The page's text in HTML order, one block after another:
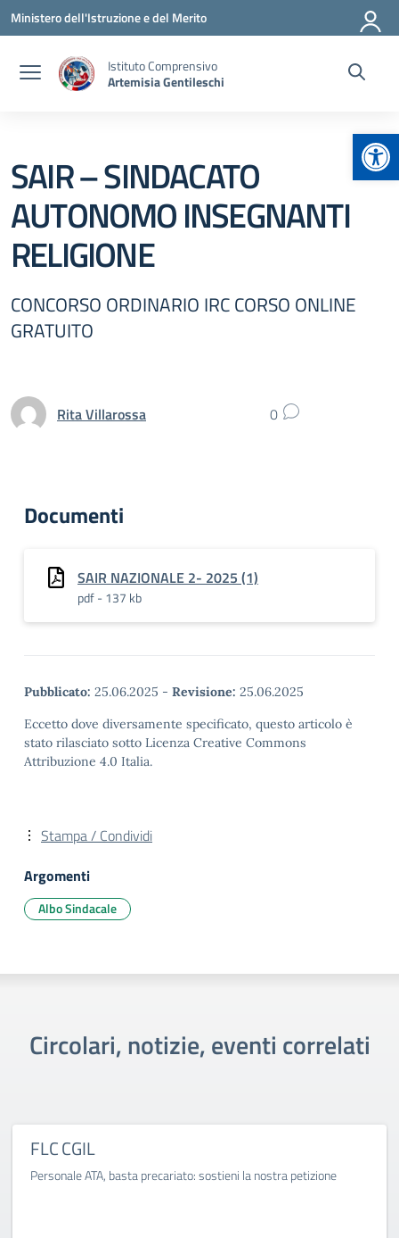
Vai ai contenuti
Vai al menu di navigazione
Vai al footer
Ministero dell'Istruzione e del Merito
Istituto Comprensivo
Artemisia Gentileschi
SAIR – SINDACATO
AUTONOMO INSEGNANTI
RELIGIONE
CONCORSO ORDINARIO IRC CORSO ONLINE
GRATUITO
Rita Villarossa 0
Documenti
SAIR NAZIONALE 2- 2025 (1)
pdf - 137 kb
Pubblicato: 25.06.2025 - Revisione: 25.06.2025
Eccetto dove diversamente specificato, questo articolo è
stato rilasciato sotto Licenza Creative Commons
Attribuzione 4.0 Italia.
Stampa / Condividi
Argomenti
Albo Sindacale
Circolari, notizie, eventi correlati
FLC CGIL
Personale ATA, basta precariato: sostieni la nostra petizione